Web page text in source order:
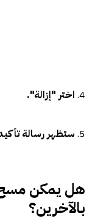
4. اختر "إزالة".
5. ستظهر رسالة
هل يمكن
بالآخرين؟